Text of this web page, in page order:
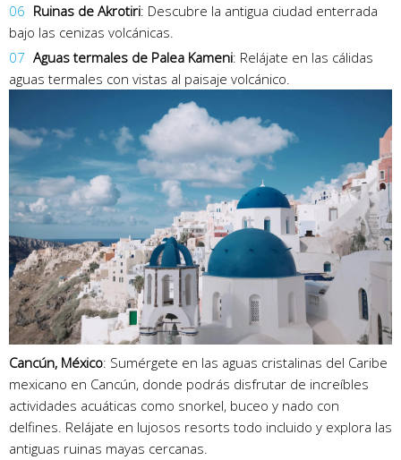
Ruinas de Akrotiri: Descubre la antigua ciudad enterrada
bajo las cenizas volcánicas.
Aguas termales de Palea Kameni: Relájate en las cálidas
aguas termales con vistas al paisaje volcánico.
Cancún, México: Sumérgete en las aguas cristalinas del Caribe
mexicano en Cancún, donde podrás disfrutar de increíbles
actividades acuáticas como snorkel, buceo y nado con
delfines. Relájate en lujosos resorts todo incluido y explora las
antiguas ruinas mayas cercanas.